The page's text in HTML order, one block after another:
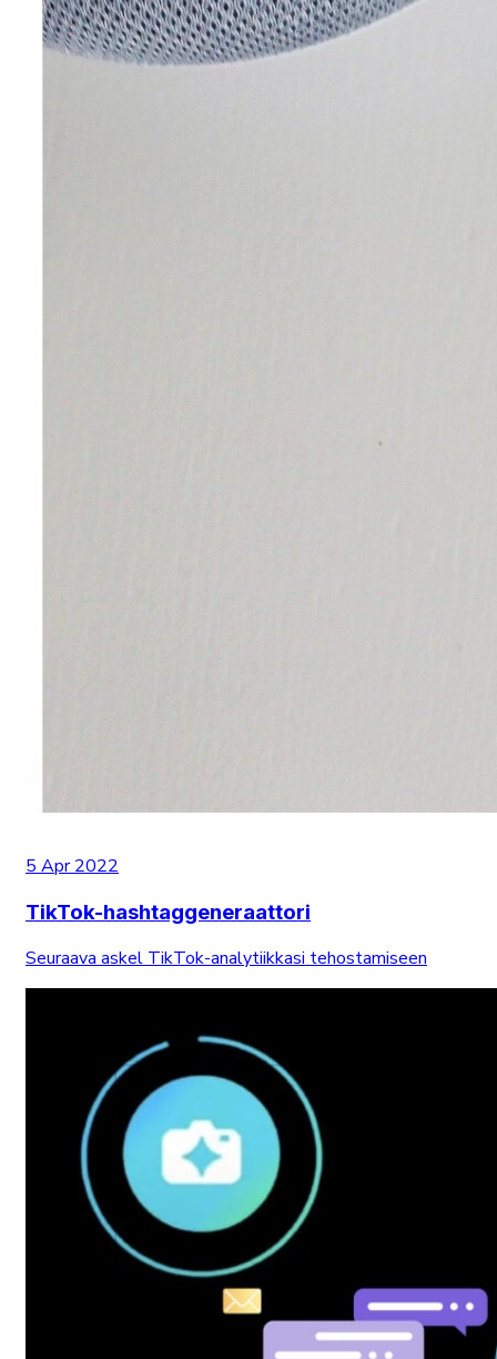
5 Apr 2022
TikTok-hashtaggeneraattori
Seuraava askel TikTok-analytiikkasi tehostamiseen